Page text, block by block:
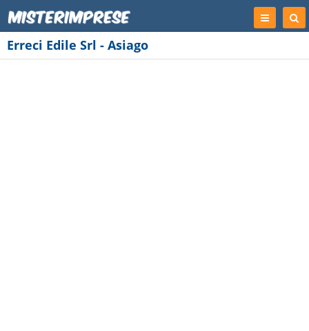
Registrati
Erreci Edile Srl - Asiago